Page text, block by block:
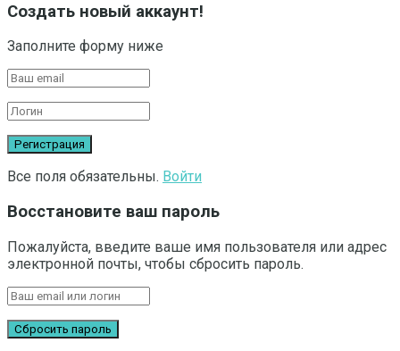
Создать новый аккаунт!
Заполните форму ниже
Все поля обязательны. Войти
Восстановите ваш пароль
Пожалуйста, введите ваше имя пользователя или адрес
электронной почты, чтобы сбросить пароль.